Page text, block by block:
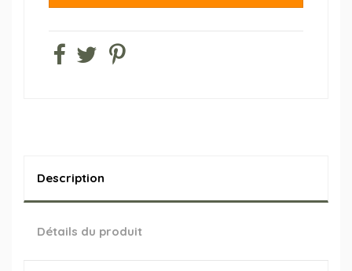
Description
Détails du produit